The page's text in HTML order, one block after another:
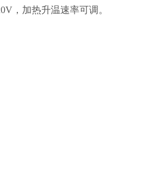
，加热升温速率可调。